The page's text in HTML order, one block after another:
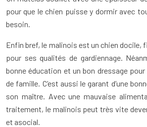
pour que le chien puisse y dormir avec
besoin.
Enfin bref, le malinois est un chien docile,
pour ses qualités de gardiennage.
bonne éducation et un bon dressage pour
de famille. C’est aussi le garant d’une
son maître. Avec une mauvaise
traitement, le malinois peut très vite
et asocial.